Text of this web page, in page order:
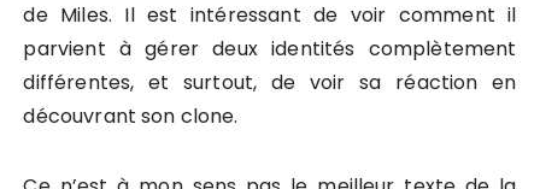
de Miles. Il est intéressant de voir comment il
parvient à gérer deux identités complètement
différentes, et surtout, de voir sa réaction en
découvrant son clone.